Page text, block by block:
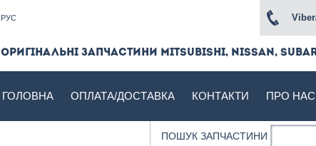
РУС
Оригінальні запчастини Mitsubishi, Nissan,
ГОЛОВНА ОПЛАТА/ДОСТАВКА КОНТАКТИ ПРО НАС
ПОШУК ЗАПЧАСТИНИ